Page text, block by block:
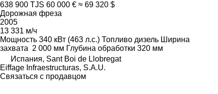
638 900 TJS 60 000 € ≈ 69 320 $
Дорожная фреза
2005
13 331 м/ч
Мощность 340 кВт (463 л.с.) Топливо дизель Ширина
захвата 2 000 мм Глубина обработки 320 мм
Испания, Sant Boi de Llobregat
Eiffage Infraestructuras, S.A.U.
Связаться с продавцом